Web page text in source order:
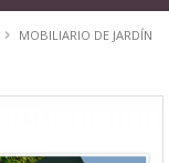
MOBILIARIO DE JARDÍN